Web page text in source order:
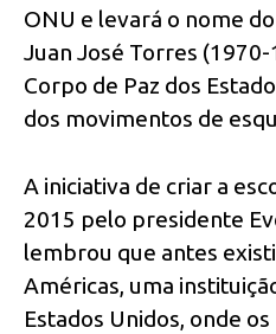
ONU e levará o nome
Juan José Torres
Corpo de Paz dos
dos movimentos de
A iniciativa de criar a
2015 pelo presidente
lembrou que antes
Américas, uma
Estados Unidos, onde